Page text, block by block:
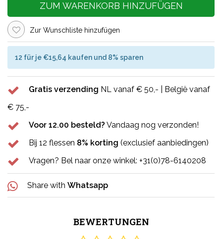
ZUM WARENKORB HINZUFÜGEN
Zur Wunschliste hinzufügen
12 für je €15,64 kaufen und 8% sparen
Gratis verzending NL vanaf € 50,- | België vanaf
€ 75,-
Voor 12.00 besteld? Vandaag nog verzonden!
Bij 12 flessen 8% korting (exclusief aanbiedingen)
Vragen? Bel naar onze winkel: +31(0)78-6140208
Share with Whatsapp
BEWERTUNGEN